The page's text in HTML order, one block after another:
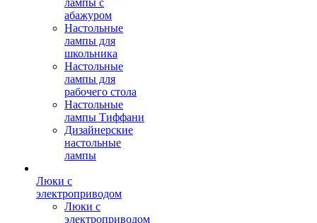
лампы с
абажуром
Настольные
лампы для
школьника
Настольные
лампы для
рабочего стола
Настольные
лампы Тиффани
Дизайнерские
настольные
лампы
Люки с
электроприводом
Люки с
электроприводом